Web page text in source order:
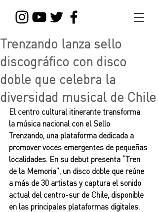
Trenzando lanza sello
discográfico con disco
doble que celebra la
diversidad musical de Chile
El centro cultural itinerante transforma
la música nacional con el Sello
Trenzando, una plataforma dedicada a
promover voces emergentes de pequeñas
localidades. En su debut presenta “Tren
de la Memoria”, un disco doble que reúne
a más de 30 artistas y captura el sonido
actual del centro-sur de Chile, disponible
en las principales plataformas digitales.